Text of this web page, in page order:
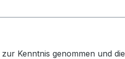
zur Kenntnis genommen und die